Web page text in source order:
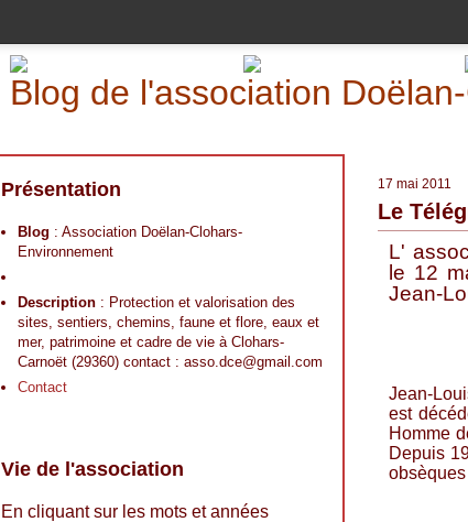
Blog de l'association
Présentation
Blog : Association Doëlan-Clohars-
Environnement
Description : Protection et valorisation des
sites, sentiers, chemins, faune et flore, eaux et
mer, patrimoine et cadre de vie à Clohars-
Carnoët (29360) contact : asso.dce@gmail.com
Contact
Vie de l'association
En cliquant sur les mots et années
17 mai 2011
Le
L'
le 12
Jean-
Jean-
est
Homme
Depuis